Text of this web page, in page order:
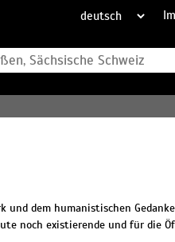
dem humanistischen
noch existierende und für die